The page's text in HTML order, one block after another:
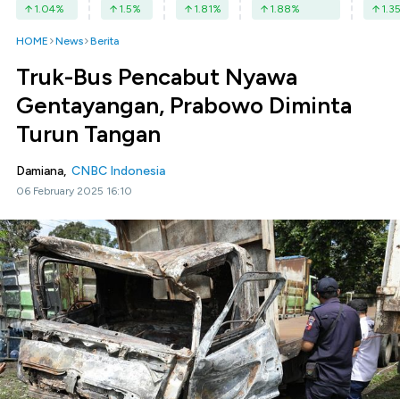
1.04% 1.5% 1.81% 1.88% 1.35
HOME News Berita
Truk-Bus Pencabut Nyawa
Gentayangan, Prabowo Diminta
Turun Tangan
Damiana, CNBC Indonesia
06 February 2025 16:10